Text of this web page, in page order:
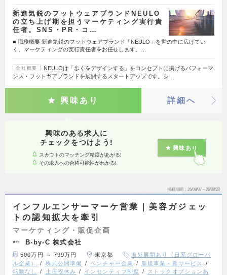
新進気鋭のフットウェアブランドNEULO
の立ち上げ期を担うマーケティング実行責
任者。SNS・PR・コ…
■ 職務概要 新進気鋭のフットウェアブランド「NEULO」を世の中に広げてい
く、マーケティングの実行責任者をお任せします。…
会社概要
NEULOは「歩くをデザインする」をコンセプトに掲げるパフォーマ
ンス・フットギアブランドを展開するスタートアップです。シ…
興味あり 詳細へ
興味のある求人に
チェックをつけよう!
スカウトのマッチング精度があがる!
その求人への合格可能性がわかる!
興味あり
掲載期間 26/08/07～26/08/20
インフルエンサーマーケ営業｜美容ガジェッ
トの認知拡大を牽引
マーケティング・販促企画
B-by-C 株式会社
500万円 ～ 799万円 東京都
海外展開あり（日系グローバ
ル企業）
株式公開準備 ベンチャー企業
新規事業・新サービス
転勤なし
土日祝休み インセンティブ制度
ストックオプションあ